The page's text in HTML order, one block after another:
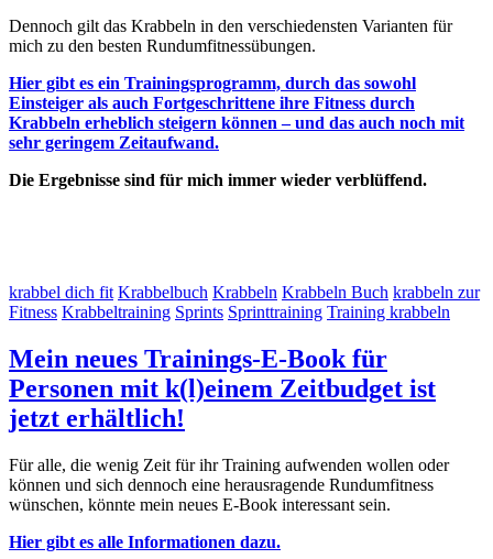
Dennoch gilt das Krabbeln in den verschiedensten Varianten für
mich zu den besten Rundumfitnessübungen.
Hier gibt es ein Trainingsprogramm, durch das sowohl
Einsteiger als auch Fortgeschrittene ihre Fitness durch
Krabbeln erheblich steigern können – und das auch noch mit
sehr geringem Zeitaufwand.
Die Ergebnisse sind für mich immer wieder verblüffend.
krabbel dich fit Krabbelbuch Krabbeln Krabbeln Buch krabbeln zur
Fitness Krabbeltraining Sprints Sprinttraining Training krabbeln
Mein neues Trainings-E-Book für
Personen mit k(l)einem Zeitbudget ist
jetzt erhältlich!
Für alle, die wenig Zeit für ihr Training aufwenden wollen oder
können und sich dennoch eine herausragende Rundumfitness
wünschen, könnte mein neues E-Book interessant sein.
Hier gibt es alle Informationen dazu.